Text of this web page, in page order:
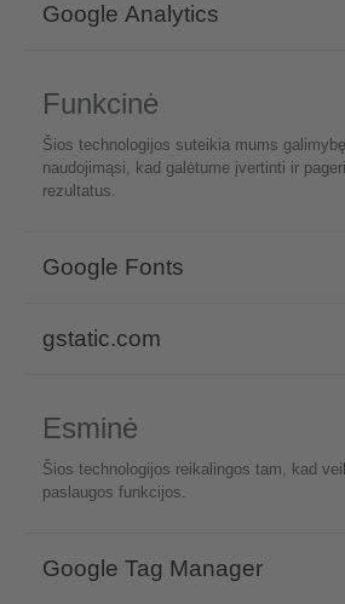
Google Analytics
Funkcinė
Šios technologijos suteikia mums
naudojimąsi, kad galėtume įvertinti ir
rezultatus.
Google Fonts
gstatic.com
Esminė
Šios technologijos reikalingos tam, kad
paslaugos funkcijos.
Google Tag Manager